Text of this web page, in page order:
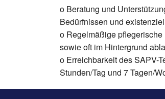
o Beratung und
Bedürfnissen und
o Regelmäßige
sowie oft im Hintergrund
o Erreichbarkeit des SAPV-
Stunden/Tag und 7 Tagen/